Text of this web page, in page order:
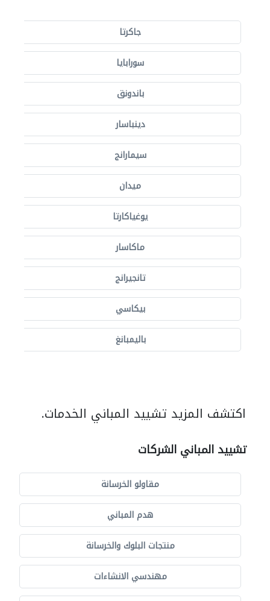
جاكرتا
سورابايا
باندونق
دينباسار
سيمارانج
ميدان
يوغياكارتا
ماكاسار
تانجيرانج
بيكاسي
باليمبانغ
اكتشف المزيد تشييد المباني الخدمات.
تشييد المباني الشركات
مقاولو الخرسانة
هدم المباني
منتجات البلوك والخرسانة
مهندسي الانشاءات